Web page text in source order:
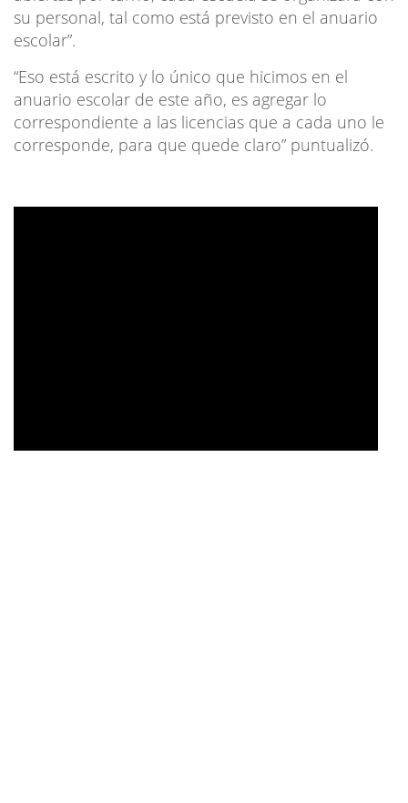
su personal, tal como está previsto en el anuario
escolar”.
“Eso está escrito y lo único que hicimos en el
anuario escolar de este año, es agregar lo
correspondiente a las licencias que a cada uno le
corresponde, para que quede claro” puntualizó.